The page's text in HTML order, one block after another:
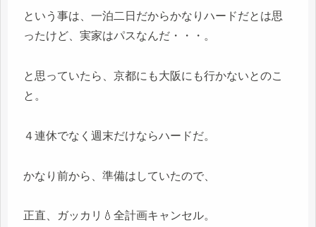
という事は、一泊二日だからかなりハードだとは思
ったけど、実家はパスなんだ・・・。
と思っていたら、京都にも大阪にも行かないとのこ
と。
４連休でなく週末だけならハードだ。
かなり前から、準備はしていたので、
正直、ガッカリ💧全計画キャンセル。